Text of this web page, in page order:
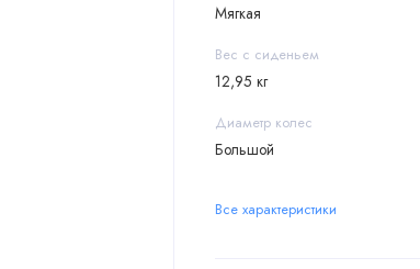
Мягкая
Вес с сиденьем
12,95 кг
Диаметр колес
Большой
Все характеристики